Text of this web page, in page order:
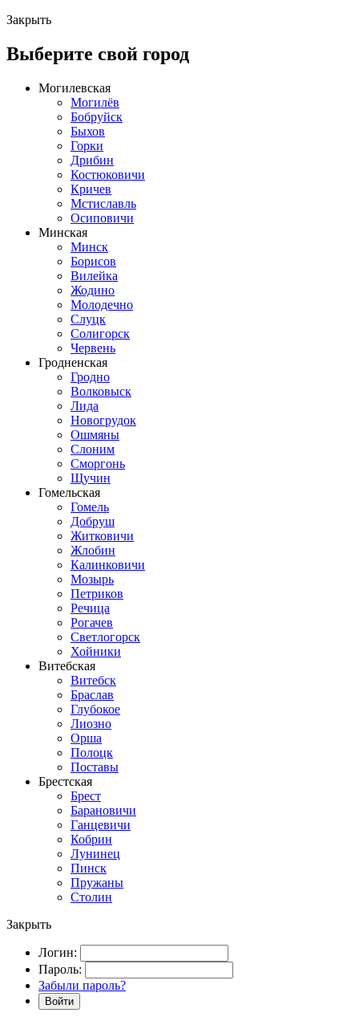
Закрыть
Выберите свой город
Могилевская
Могилёв
Бобруйск
Быхов
Горки
Дрибин
Костюковичи
Кричев
Мстиславль
Осиповичи
Минская
Минск
Борисов
Вилейка
Жодино
Молодечно
Слуцк
Солигорск
Червень
Гродненская
Гродно
Волковыск
Лида
Новогрудок
Ошмяны
Слоним
Сморгонь
Щучин
Гомельская
Гомель
Добруш
Житковичи
Жлобин
Калинковичи
Мозырь
Петриков
Речица
Рогачев
Светлогорск
Хойники
Витебская
Витебск
Браслав
Глубокое
Лиозно
Орша
Полоцк
Поставы
Брестская
Брест
Барановичи
Ганцевичи
Кобрин
Лунинец
Пинск
Пружаны
Столин
Закрыть
Логин:
Пароль:
Забыли пароль?
Войти